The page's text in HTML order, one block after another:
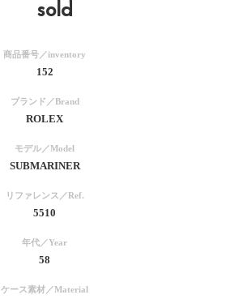
sold
商品番号／inventory
152
ブランド／Brand
ROLEX
モデル／Model
SUBMARINER
リファレンス／Ref.
5510
年代／Year
58
ケース素材／Material